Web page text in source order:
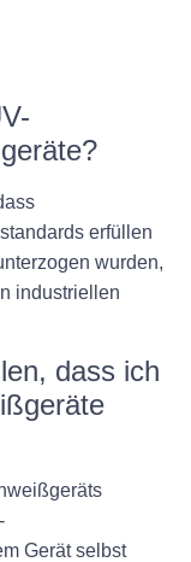
erfüllen
wurden,
industriellen
dass ich
Gerät selbst